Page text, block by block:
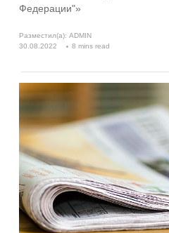
Федерации"»
Разместил(а): ADMIN
30.08.2022
8 mins read